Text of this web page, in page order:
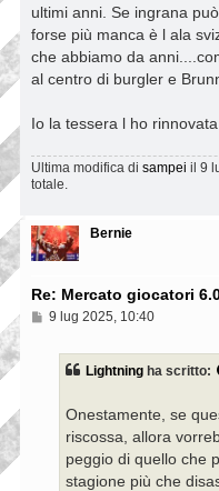
o
ultimi anni. Se ingrana
forse più manca è l ala
che abbiamo da
al centro di burgler e
Io la tessera l ho rinnovata
Ultima modifica di sampei il 9
totale.
Bernie
Re: Mercato giocatori
M
9 lug 2025, 10:40
Lightning ha scritto:
Onestamente, se
riscossa, allora
peggio di quello che
stagione più che